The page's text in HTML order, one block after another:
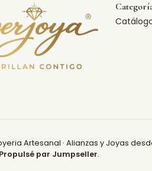
Artesanal · Alianzas y Joyas
Propulsé par Jumpseller.